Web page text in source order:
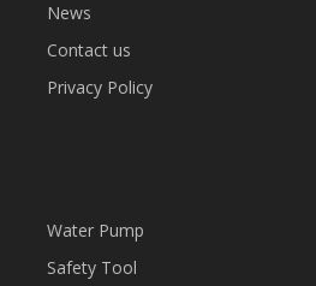
News
Contact us
Privacy Policy
Water Pump
Safety Tool